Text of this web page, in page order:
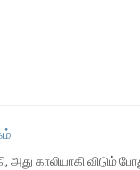
காலியாகி விடும்